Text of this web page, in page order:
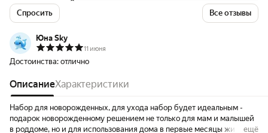
Спросить Все отзывы
Юна Sky
11 июня
Достоинства: отлично
ОписаниеХарактеристики
Набор для новорожденных, для ухода набор будет идеальным -
подарок новорожденному решением не только для мам и малышей
в роддоме, но и для использования дома в первые месяцы жизниещё